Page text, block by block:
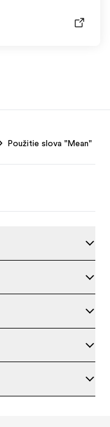
Použitie slova "Mean"